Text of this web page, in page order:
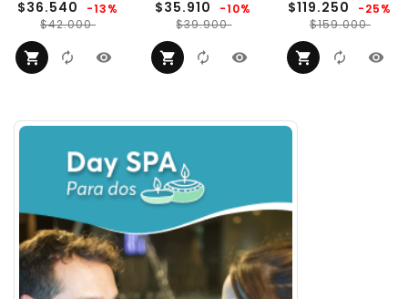
$36.540 Precio
regular
-13%
$42.000Precio
$35.910 Precio
regular
-10%
$39.900Precio
$119.250 Precio
-25%
$159.000